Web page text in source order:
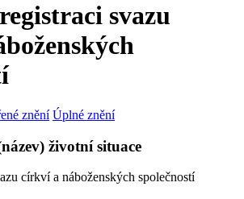
svazu
znění Úplné znění
životní situace
církví a náboženských společností